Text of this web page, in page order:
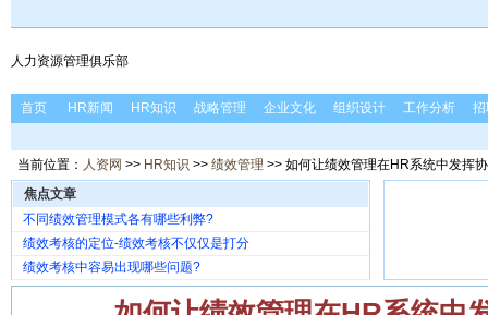
人力资源管理俱乐部
首页 HR新闻 HR知识 战略管理 企业文化 组织设计 工作分析
当前位置： 人资网 >> HR知识 >> 绩效管理 >> 如何让绩效管理在HR系统中发挥
焦点文章
不同绩效管理模式各有哪些利弊?
绩效考核的定位-绩效考核不仅仅是打分
绩效考核中容易出现哪些问题?